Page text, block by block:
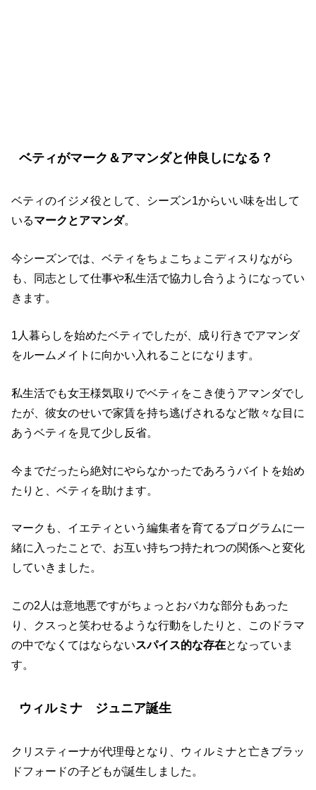
ベティがマーク＆アマンダと仲良しになる？
ベティのイジメ役として、シーズン1からいい味を出して
いるマークとアマンダ。
今シーズンでは、ベティをちょこちょこディスりながら
も、同志として仕事や私生活で協力し合うようになってい
きます。
1人暮らしを始めたベティでしたが、成り行きでアマンダ
をルームメイトに向かい入れることになります。
私生活でも女王様気取りでベティをこき使うアマンダでし
たが、彼女のせいで家賃を持ち逃げされるなど散々な目に
あうベティを見て少し反省。
今までだったら絶対にやらなかったであろうバイトを始め
たりと、ベティを助けます。
マークも、イエティという編集者を育てるプログラムに一
緒に入ったことで、お互い持ちつ持たれつの関係へと変化
していきました。
この2人は意地悪ですがちょっとおバカな部分もあった
り、クスっと笑わせるような行動をしたりと、このドラマ
の中でなくてはならないスパイス的な存在となっていま
す。
ウィルミナ ジュニア誕生
クリスティーナが代理母となり、ウィルミナと亡きブラッ
ドフォードの子どもが誕生しました。